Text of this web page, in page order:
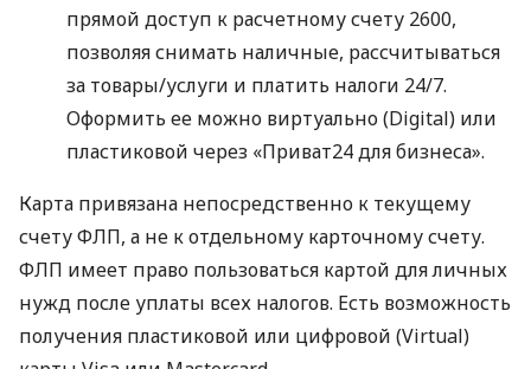
прямой доступ к расчетному счету 2600,
позволяя снимать наличные, рассчитываться
за товары/услуги и платить налоги 24/7.
Оформить ее можно виртуально (Digital) или
пластиковой через «Приват24 для бизнеса».
Карта привязана непосредственно к текущему
счету ФЛП, а не к отдельному карточному счету.
ФЛП имеет право пользоваться картой для личных
нужд после уплаты всех налогов. Есть возможность
получения пластиковой или цифровой (Virtual)